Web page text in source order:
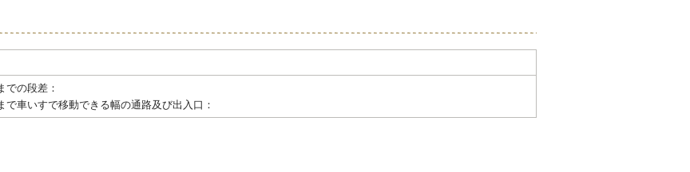
での段差：
で車いすで移動できる幅の通路及び出入口：